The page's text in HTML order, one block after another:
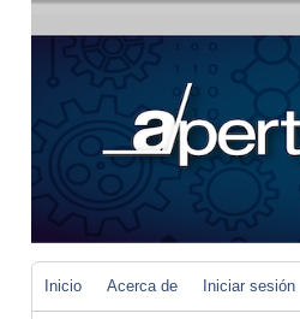
Inicio Acerca de Iniciar sesión